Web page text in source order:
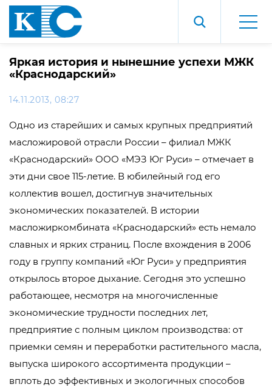
Яркая история и нынешние успехи МЖК
«Краснодарский»
14.11.2013, 08:27
Одно из старейших и самых крупных предприятий
масложировой отрасли России – филиал МЖК
«Краснодарский» ООО «МЭЗ Юг Руси» – отмечает в
эти дни свое 115-летие. В юбилейный год его
коллектив вошел, достигнув значительных
экономических показателей. В истории
масложиркомбината «Краснодарский» есть немало
славных и ярких страниц. После вхождения в 2006
году в группу компаний «Юг Руси» у предприятия
открылось второе дыхание. Сегодня это успешно
работающее, несмотря на многочисленные
экономические трудности последних лет,
предприятие с полным циклом производства: от
приемки семян и переработки растительного масла,
выпуска широкого ассортимента продукции –
вплоть до эффективных и экологичных способов